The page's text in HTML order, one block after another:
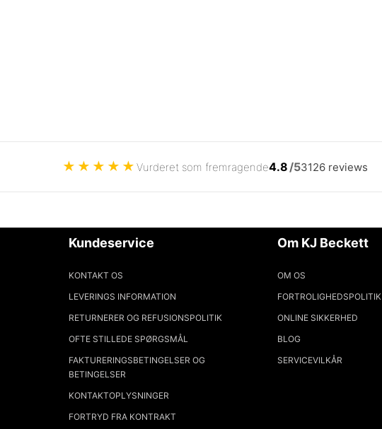
★ ★ ★ ★ ★ Vurderet som fremragende4.8 /53126 reviews
Kundeservice
KONTAKT OS
LEVERINGS INFORMATION
RETURNERER OG REFUSIONSPOLITIK
OFTE STILLEDE SPØRGSMÅL
FAKTURERINGSBETINGELSER OG
BETINGELSER
KONTAKTOPLYSNINGER
FORTRYD FRA KONTRAKT
Om KJ Beckett
OM OS
FORTROLIGHEDSPOLITIK
ONLINE SIKKERHED
BLOG
SERVICEVILKÅR